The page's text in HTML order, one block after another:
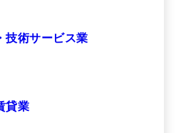
技術サービス業
貸業